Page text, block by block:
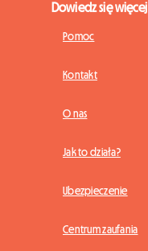
Dowiedz się więcej
Pomoc
Kontakt
O nas
Jak to działa?
Ubezpieczenie
Centrum zaufania